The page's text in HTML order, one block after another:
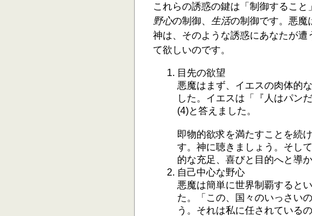
これらの誘惑の鍵は「制御すること
野心の制御、 生活の制御です。悪魔
神は、そのような誘惑にあなたが
て欲しいのです。
目先の欲望
悪魔はまず、イエスの肉体的
した。イエスは「『人はパン
(4)と答えました。
即物的欲求を満たすことを続
す。神に聴きましょう。そし
的な充足、喜びと目的へと導
自己中心な野心
悪魔は簡単に世界制覇すると
た。「この、国々のいっさい
う。それは私に任されている